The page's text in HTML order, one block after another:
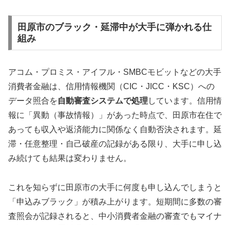
田原市のブラック・延滞中が大手に弾かれる仕
組み
アコム・プロミス・アイフル・SMBCモビットなどの大手
消費者金融は、信用情報機関（CIC・JICC・KSC）への
データ照合を自動審査システムで処理 しています。信用情
報に「異動（事故情報）」があった時点で、田原市在住で
あっても収入や返済能力に関係なく自動否決されます。延
滞・任意整理・自己破産の記録がある限り、大手に申し込
み続けても結果は変わりません。
これを知らずに田原市の大手に何度も申し込んでしまうと
「申込みブラック」が積み上がります。短期間に多数の審
査照会が記録されると、中小消費者金融の審査でもマイナ